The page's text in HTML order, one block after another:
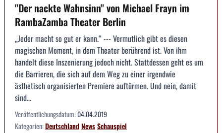
"Der nackte Wahnsinn" von Michael Frayn im
RambaZamba Theater Berlin
„Jeder macht so gut er kann.“ --- Vermutlich gibt es diesen
magischen Moment, in dem Theater berührend ist. Von ihm
handelt diese Inszenierung jedoch nicht. Stattdessen geht es um
die Barrieren, die sich auf dem Weg zu einer irgendwie
ästhetisch organisierten Premiere auftürmen. Und nein, damit
sind...
Veröffentlichungsdatum:04.04.2019
Kategorien:DeutschlandNewsSchauspiel